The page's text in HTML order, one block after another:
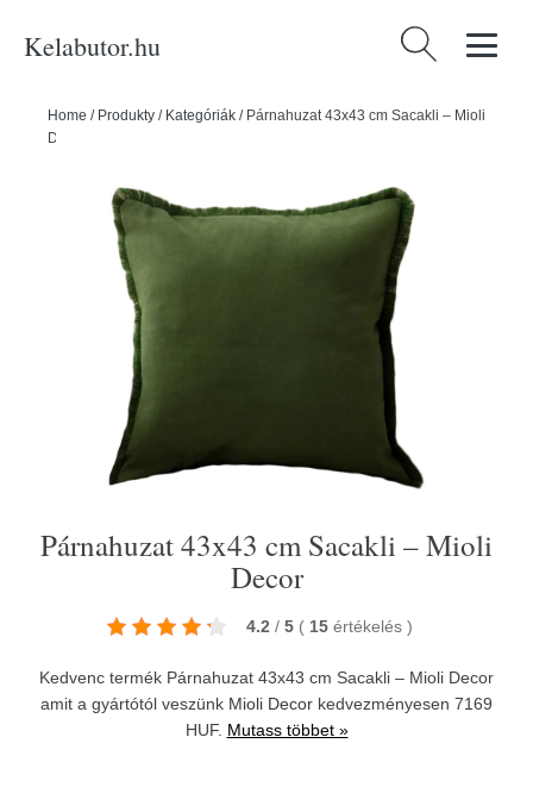
Kelabutor.hu Keresés:
Home / Produkty / Kategóriák / Párnahuzat 43x43 cm Sacakli – Mioli
Decor
Párnahuzat 43x43 cm Sacakli – Mioli
Decor
4.2 / 5 ( 15 értékelés )
Kedvenc termék Párnahuzat 43x43 cm Sacakli – Mioli Decor
amit a gyártótól veszünk Mioli Decor kedvezményesen 7169
HUF. Mutass többet »